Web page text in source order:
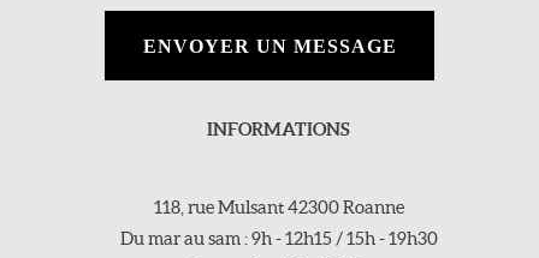
ENVOYER UN MESSAGE
INFORMATIONS
118, rue Mulsant 42300 Roanne
Du mar au sam : 9h - 12h15 / 15h - 19h30